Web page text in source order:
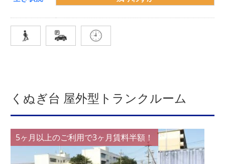
くぬぎ台 屋外型トランクルーム
5ヶ月以上のご利用で3ヶ月賃料半額！